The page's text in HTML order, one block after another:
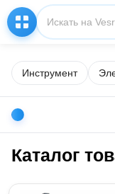
Инструмент
Каталог